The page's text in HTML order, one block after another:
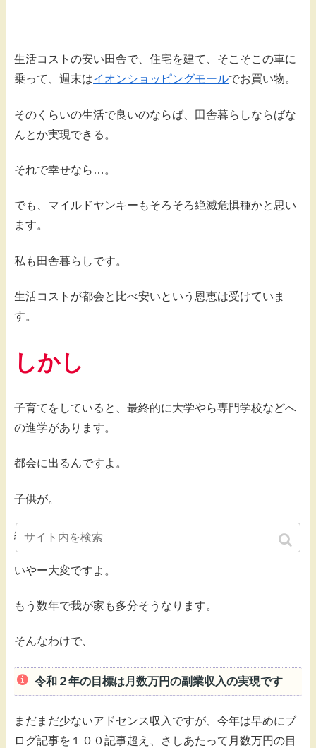
生活コストの安い田舎で、住宅を建て、そこそこの車に
乗って、週末はイオンショッピングモールでお買い物。
そのくらいの生活で良いのならば、田舎暮らしならばな
んとか実現できる。
それで幸せなら…。
でも、マイルドヤンキーもそろそろ絶滅危惧種かと思い
ます。
私も田舎暮らしです。
生活コストが都会と比べ安いという恩恵は受けていま
す。
しかし
子育てをしていると、最終的に大学やら専門学校などへ
の進学があります。
都会に出るんですよ。
子供が。
結局、都会水準での生活費が子供にかかります。
いやー大変ですよ。
もう数年で我が家も多分そうなります。
そんなわけで、
令和２年の目標は月数万円の副業収入の実現です
まだまだ少ないアドセンス収入ですが、今年は早めにブ
ログ記事を１００記事超え、さしあたって月数万円の目